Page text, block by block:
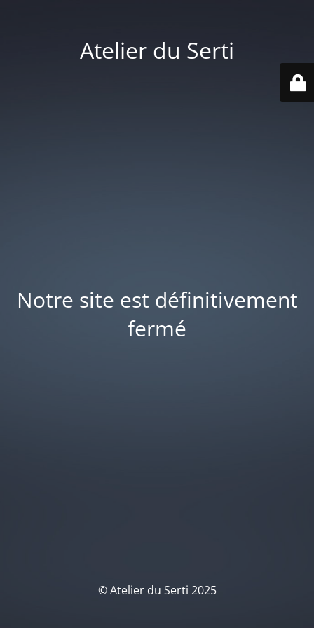
Atelier du Serti
Notre site est définitivement
fermé
© Atelier du Serti 2025